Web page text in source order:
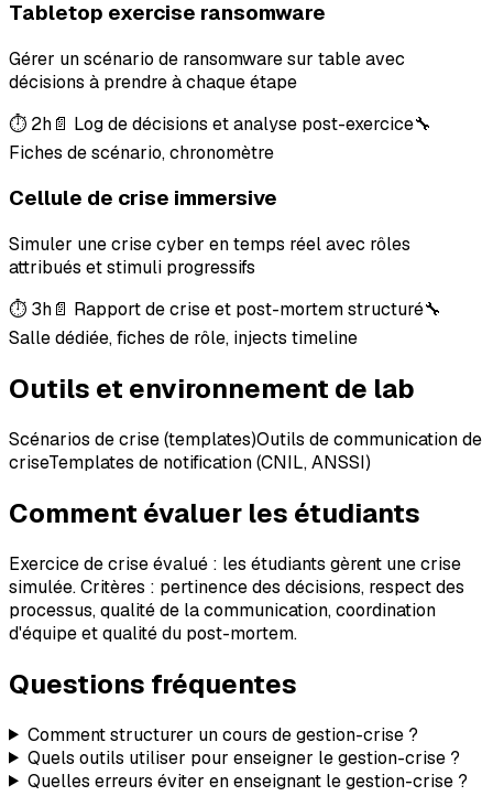
Tabletop exercise ransomware
Gérer un scénario de ransomware sur table avec
décisions à prendre à chaque étape
⏱ 2h📄 Log de décisions et analyse post-exercice🔧
Fiches de scénario, chronomètre
Cellule de crise immersive
Simuler une crise cyber en temps réel avec rôles
attribués et stimuli progressifs
⏱ 3h📄 Rapport de crise et post-mortem structuré🔧
Salle dédiée, fiches de rôle, injects timeline
Outils et environnement de lab
Scénarios de crise (templates)Outils de communication de
criseTemplates de notification (CNIL, ANSSI)
Comment évaluer les étudiants
Exercice de crise évalué : les étudiants gèrent une crise
simulée. Critères : pertinence des décisions, respect des
processus, qualité de la communication, coordination
d'équipe et qualité du post-mortem.
Questions fréquentes
Comment structurer un cours de gestion-crise ?
Quels outils utiliser pour enseigner le gestion-crise ?
Quelles erreurs éviter en enseignant le gestion-crise ?